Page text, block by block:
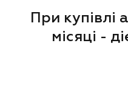
При купівлі
місяці -